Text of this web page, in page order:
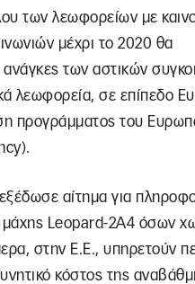
των λεωφορείων με
μέχρι το 2020 θα
των αστικών
λεωφορεία, σε επίπεδο
προγράμματος του
αίτημα για
μάχης Leopard-2A4 όσων
στην Ε.Ε., υπηρετούν
κόστος της